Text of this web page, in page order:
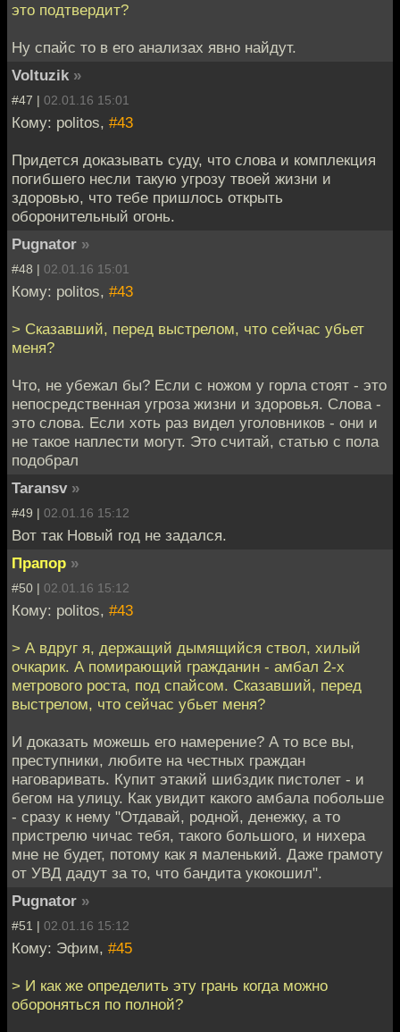
это подтвердит?
Ну спайс то в его анализах явно найдут.
Voltuzik »
#47 | 02.01.16 15:01
Кому: politos, #43
Придется доказывать суду, что слова и комплекция
погибшего несли такую угрозу твоей жизни и
здоровью, что тебе пришлось открыть
оборонительный огонь.
Pugnator »
#48 | 02.01.16 15:01
Кому: politos, #43
> Сказавший, перед выстрелом, что сейчас убьет
меня?
Что, не убежал бы? Если с ножом у горла стоят - это
непосредственная угроза жизни и здоровья. Слова -
это слова. Если хоть раз видел уголовников - они и
не такое наплести могут. Это считай, статью с пола
подобрал
Taransv »
#49 | 02.01.16 15:12
Вот так Новый год не задался.
Прапор »
#50 | 02.01.16 15:12
Кому: politos, #43
> А вдруг я, держащий дымящийся ствол, хилый
очкарик. А помирающий гражданин - амбал 2-х
метрового роста, под спайсом. Сказавший, перед
выстрелом, что сейчас убьет меня?
И доказать можешь его намерение? А то все вы,
преступники, любите на честных граждан
наговаривать. Купит этакий шибздик пистолет - и
бегом на улицу. Как увидит какого амбала побольше
- сразу к нему "Отдавай, родной, денежку, а то
пристрелю чичас тебя, такого большого, и нихера
мне не будет, потому как я маленький. Даже грамоту
от УВД дадут за то, что бандита укокошил".
Pugnator »
#51 | 02.01.16 15:12
Кому: Эфим, #45
> И как же определить эту грань когда можно
обороняться по полной?